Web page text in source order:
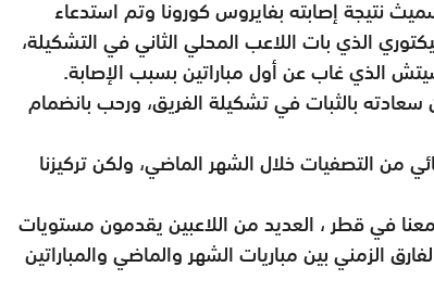
نتيجة إصابته بفايروس كورونا وتم استدعاء
الذي بات اللاعب المحلي الثاني في التشكيلة،
الذي غاب عن أول مباراتين بسبب الإصابة.
بالثبات في تشكيلة الفريق، ورحب بانضمام
من التصفيات خلال الشهر الماضي، ولكن تركيزنا
في قطر ، العديد من اللاعبين يقدمون مستويات
الزمني بين مباريات الشهر والماضي والمباراتين